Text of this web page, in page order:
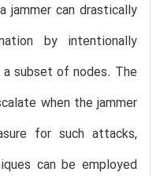
jammer can drastically
by intentionally
subset of nodes. The
when the jammer
for such attacks,
can be employed